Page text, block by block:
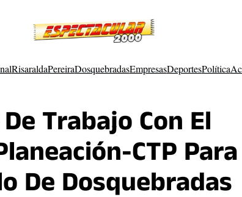
RisaraldaPereiraDosquebradasEmpresasDeportesPolítica
Trabajo Con El
CTP Para
De Dosquebradas